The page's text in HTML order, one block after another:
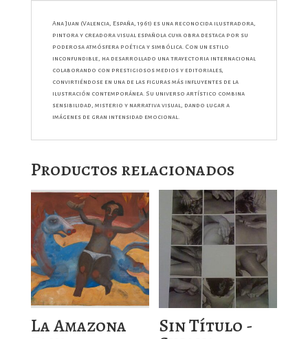
Ana Juan (Valencia, España, 1961) es una reconocida ilustradora,
pintora y creadora visual española cuya obra destaca por su
poderosa atmósfera poética y simbólica. Con un estilo
inconfundible, ha desarrollado una trayectoria internacional
colaborando con prestigiosos medios y editoriales,
convirtiéndose en una de las figuras más influyentes de la
ilustración contemporánea. Su universo artístico combina
sensibilidad, misterio y narrativa visual, dando lugar a
imágenes de gran intensidad emocional.
Productos relacionados
La Amazona Sin Título -